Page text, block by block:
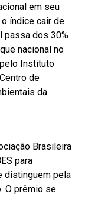
em seu
índice cair de
passa dos 30%
nacional no
Instituto
de
da
Brasileira
para
distinguem pela
O prêmio se